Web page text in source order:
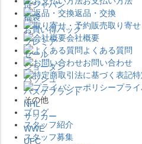
返品・交換
取り寄
会社概要
よくある質問
お問い合わせ
プラ
その他
ブログ
スタッフ紹介
スタッフ募集
侍ジャパン
福袋
お買い得パック
プレミア
セール
ジョーダン
バッシュ
バスケブランド
NHL
サッカー
WWE
UFC